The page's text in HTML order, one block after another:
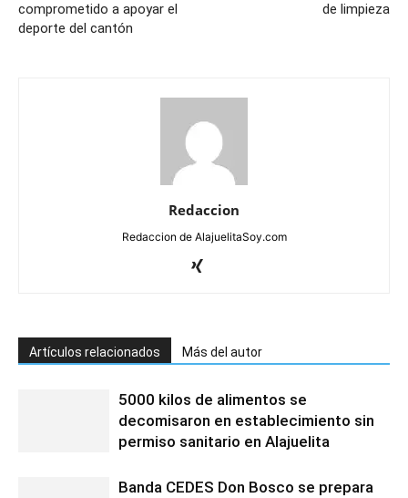
comprometido a apoyar el
deporte del cantón
de limpieza
Redaccion
Redaccion de AlajuelitaSoy.com
Artículos relacionados Más del autor
5000 kilos de alimentos se
decomisaron en establecimiento sin
permiso sanitario en Alajuelita
Banda CEDES Don Bosco se prepara